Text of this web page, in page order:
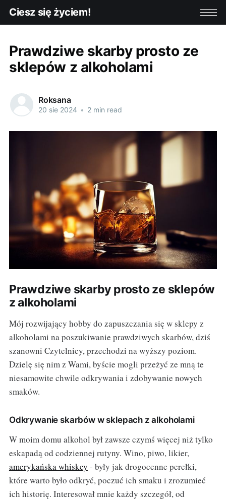
Ciesz się życiem!
Prawdziwe skarby prosto ze
sklepów z alkoholami
Roksana
20 sie 2024 • 2 min read
Prawdziwe skarby prosto ze sklepów
z alkoholami
Mój rozwijający hobby do zapuszczania się w sklepy z
alkoholami na poszukiwanie prawdziwych skarbów, dziś
szanowni Czytelnicy, przechodzi na wyższy poziom.
Dzielę się nim z Wami, byście mogli przeżyć ze mną te
niesamowite chwile odkrywania i zdobywanie nowych
smaków.
Odkrywanie skarbów w sklepach z alkoholami
W moim domu alkohol był zawsze czymś więcej niż tylko
eskapadą od codziennej rutyny. Wino, piwo, likier,
amerykańska whiskey - były jak drogocenne perełki,
które warto było odkryć, poczuć ich smaku i zrozumieć
ich historię. Interesował mnie każdy szczegół, od